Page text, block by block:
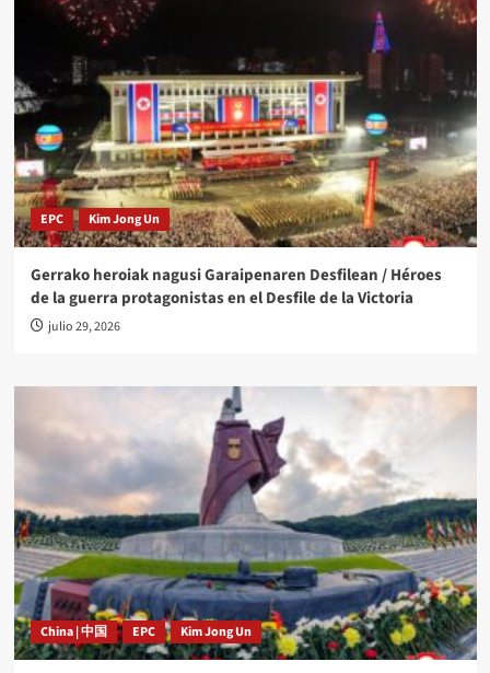
EPC Kim Jong Un
Gerrako heroiak nagusi Garaipenaren Desfilean / Héroes
de la guerra protagonistas en el Desfile de la Victoria
julio 29, 2026
China | 中国 EPC Kim Jong Un